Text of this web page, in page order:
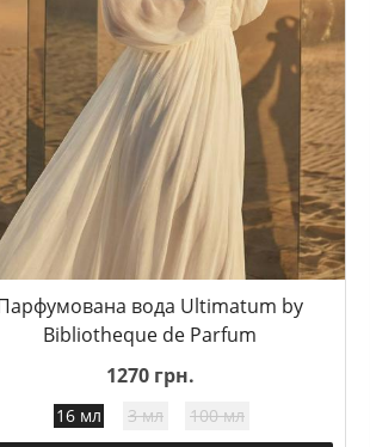
вода Ultimatum by
Bibliotheque de Parfum
1270 грн.
16 мл 3 мл 100 мл